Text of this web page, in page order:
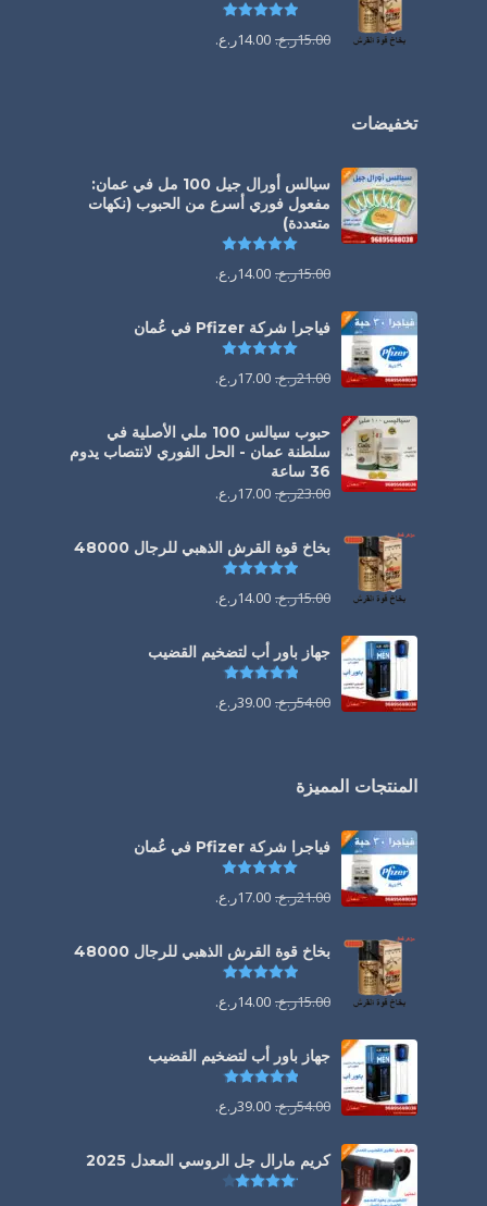
تم التقييم
15.00ر.ع. 14.00ر.ع.
تخفيضات
سيالس أورال جيل 100 مل في عمان:
مفعول فوري أسرع من الحبوب (نكهات
متعددة)
15.00ر.ع. 14.00ر.ع.
فياجرا شركة Pfizer في عُمان
21.00ر.ع. 17.00ر.ع.
حبوب سيالس 100 ملي الأصلية في
سلطنة عمان - الحل الفوري لانتصاب يدوم
36 ساعة
23.00ر.ع. 17.00ر.ع.
بخاخ قوة القرش الذهبي للرجال 48000
تم التقييم
15.00ر.ع. 14.00ر.ع.
جهاز باور أب لتضخيم القضيب
تم التقييم
54.00ر.ع. 39.00ر.ع.
المنتجات المميزة
فياجرا شركة Pfizer في عُمان
21.00ر.ع. 17.00ر.ع.
بخاخ قوة القرش الذهبي للرجال 48000
تم التقييم
15.00ر.ع. 14.00ر.ع.
جهاز باور أب لتضخيم القضيب
تم التقييم
54.00ر.ع. 39.00ر.ع.
كريم مارال جل الروسي المعدل 2025
تم التقييم